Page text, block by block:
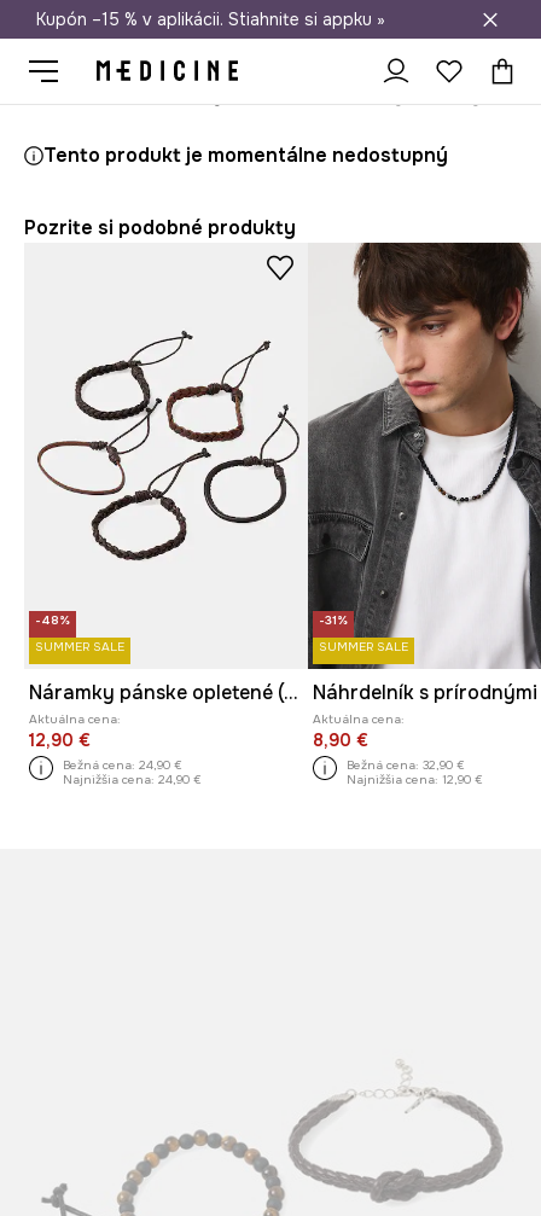
Doprava zadarmo od 50 €
Kupón –15 % v aplikácii. Stiahnite si appku »
Tento produkt je momentálne nedostupný
Pozrite si podobné produkty
-48%
SUMMER SALE
Náramky pánske opletené (5-pack) viac farieb
Aktuálna cena:
12,90 €
Bežná cena: 24,90 €
Najnižšia cena: 24,90 €
-31%
SUMMER SALE
Aktuálna cena:
8,90 €
Bežná cena: 32,90 €
Najnižšia cena: 12,90 €